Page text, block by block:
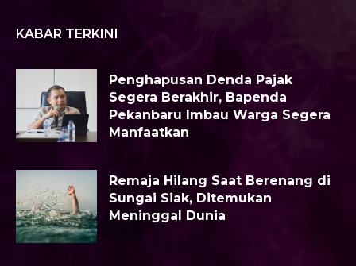
KABAR TERKINI
Penghapusan Denda Pajak
Segera Berakhir, Bapenda
Pekanbaru Imbau Warga Segera
Manfaatkan
Remaja Hilang Saat Berenang di
Sungai Siak, Ditemukan
Meninggal Dunia